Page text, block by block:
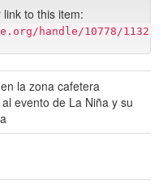
to this item:
handle/10778/1132
la zona cafetera
evento de La Niña y su